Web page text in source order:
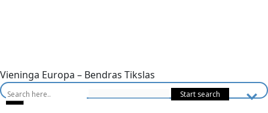
Vieninga Europa – Bendras Tikslas